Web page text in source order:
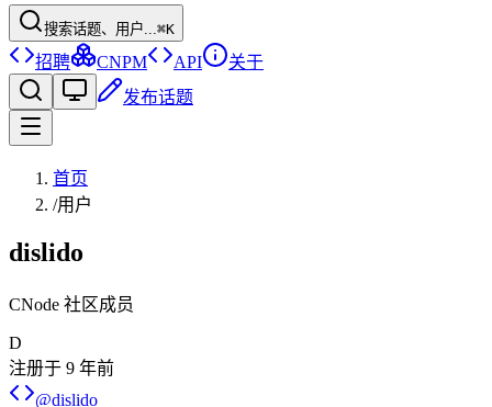
搜索话题、用户...⌘K
招聘 CNPM API
关于
发布话题
首页
/用户
dislido
CNode 社区成员
D
注册于 9 年前
@dislido